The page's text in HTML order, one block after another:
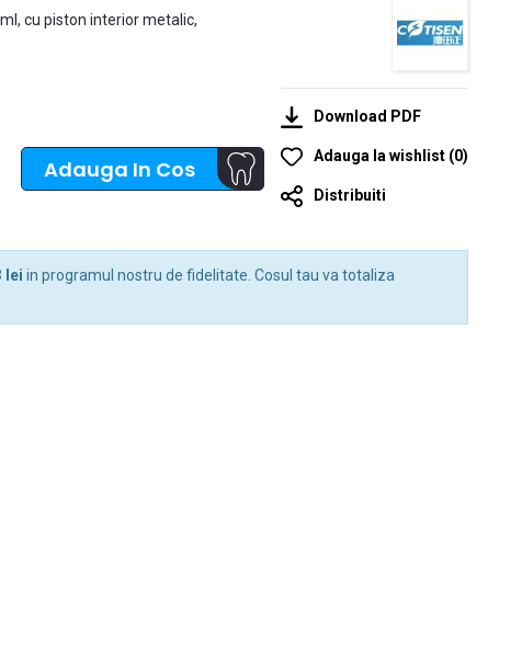
Download PDF
Adauga la wishlist (0)
Distribuiti
cu piston interior metalic,
Adauga In Cos
lei in programul nostru de fidelitate. Cosul tau va totaliza